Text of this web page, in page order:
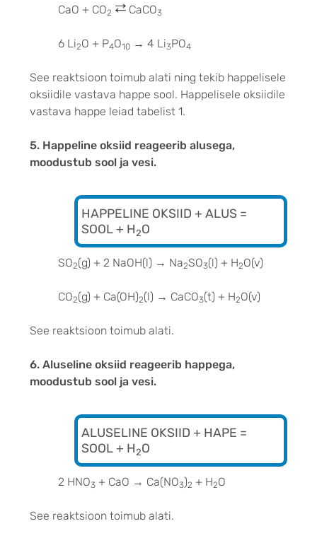
CaO + CO2 CaCO3
6 Li2O + P4O10 → 4 Li3PO4
See reaktsioon toimub alati ning tekib happelisele
oksiidile vastava happe sool. Happelisele oksiidile
vastava happe leiad tabelist 1.
5. Happeline oksiid reageerib alusega,
moodustub sool ja vesi.
HAPPELINE OKSIID + ALUS =
SOOL + H 2O
SO2(g) + 2 NaOH(l) → Na2SO3(l) + H2O(v)
CO2(g) + Ca(OH)2(l) → CaCO3(t) + H2O(v)
See reaktsioon toimub alati.
6. Aluseline oksiid reageerib happega,
moodustub sool ja vesi.
ALUSELINE OKSIID + HAPE =
SOOL + H 2O
2 HNO3 + CaO → Ca(NO3)2 + H2O
See reaktsioon toimub alati.